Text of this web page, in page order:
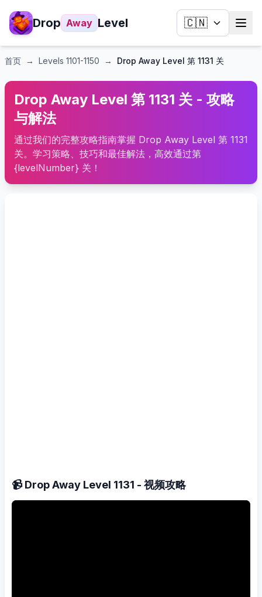
Drop Away Level 🇨🇳
首页 → Levels 1101-1150 → Drop Away Level 第 1131 关
Drop Away Level 第 1131 关 - 攻略
与解法
通过我们的完整攻略指南掌握 Drop Away Level 第 1131
关。学习策略、技巧和最佳解法，高效通过第
{levelNumber} 关！
📹 Drop Away Level 1131 - 视频攻略